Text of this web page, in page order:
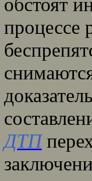
процессе
ДТП